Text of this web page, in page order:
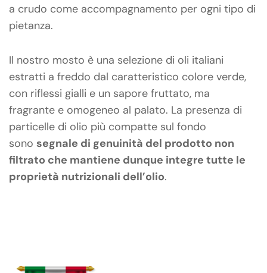
a crudo come accompagnamento per ogni tipo di
pietanza.
Il nostro mosto è una selezione di oli italiani
estratti a freddo dal caratteristico colore verde,
con riflessi gialli e un sapore fruttato, ma
fragrante e omogeneo al palato. La presenza di
particelle di olio più compatte sul fondo
sono segnale di genuinità del prodotto non
filtrato che mantiene dunque integre tutte le
proprietà nutrizionali dell’olio.